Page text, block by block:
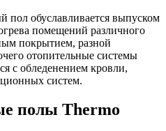
пол обуславливается выпуском
помещений различного
покрытием, разной
отопительные системы
с обледенением кровли,
систем.
полы Thermo